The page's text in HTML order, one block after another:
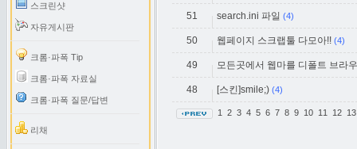
스크린샷
자유게시판
크롬·파폭 Tip
크롬·파폭 자료실
크롬·파폭 질문/답변
리채
51 search.ini 파일 (4)
50 웹페이지 스크랩툴 다모아!! (4)
49 모든곳에서 웹마를 디폴트 브라
48 [스킨]smile;) (4)
1 2 3 4 5 6 7 8 9 10 11 12